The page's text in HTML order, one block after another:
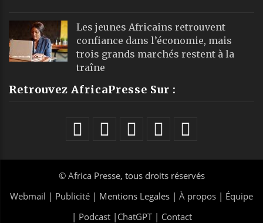
Les jeunes Africains retrouvent
confiance dans l’économie, mais
trois grands marchés restent à la
traîne
Retrouvez AfricaPresse Sur :
© Africa Presse, tous droits réservés
Webmail | Publicité | Mentions Legales | À propos | Équipe
| Podcast| ChatGPT| Contact